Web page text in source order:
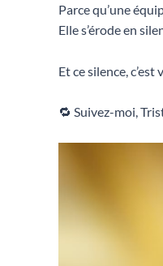
Parce qu’une
Elle s’érode en
Et ce silence,
🔁 Suivez-moi,